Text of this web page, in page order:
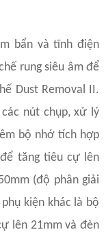
bẩn và tĩnh điện
rung siêu âm để
Dust Removal II.
nút chụp, xử lý
bộ nhớ tích hợp
tăng tiêu cự lên
(độ phân giải
kiện khác là bộ
lên 21mm và đèn